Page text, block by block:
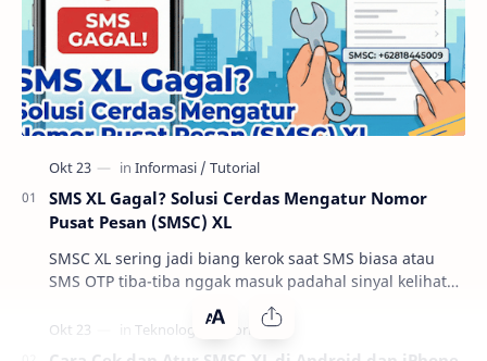
SMS XL Gagal? Solusi Cerdas Mengatur Nomor
Pusat Pesan (SMSC) XL
SMSC XL sering jadi biang kerok saat SMS biasa atau
SMS OTP tiba-tiba nggak masuk padahal sinyal kelihatan
oke. Di praktik troubleshooting layanan se…